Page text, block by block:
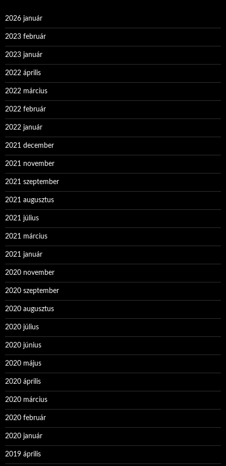
2026 január
2023 február
2023 január
2022 április
2022 március
2022 február
2022 január
2021 december
2021 november
2021 szeptember
2021 augusztus
2021 július
2021 március
2021 január
2020 november
2020 szeptember
2020 augusztus
2020 július
2020 június
2020 május
2020 április
2020 március
2020 február
2020 január
2019 április